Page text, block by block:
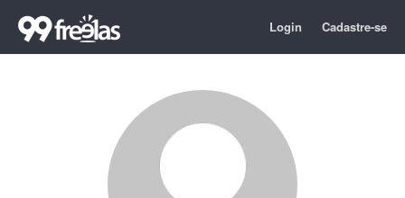
Login Cadastre-se